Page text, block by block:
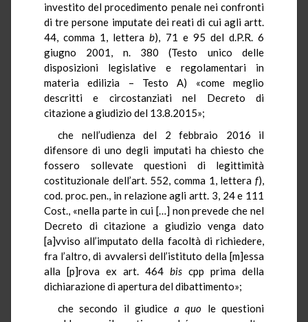
investito del procedimento penale nei confronti
di tre persone imputate dei reati di cui agli artt.
44, comma 1, letterab), 71 e 95 del d.P.R. 6
giugno 2001, n. 380 (Testo unico delle
disposizioni legislative e regolamentari in
materia edilizia – Testo A) «come meglio
descritti e circostanziati nel Decreto di
citazione a giudizio del 13.8.2015»;
che nell’udienza del 2 febbraio 2016 il
difensore di uno degli imputati ha chiesto che
fossero sollevate questioni di legittimità
costituzionale dell’art. 552, comma 1, lettera f),
cod. proc. pen., in relazione agli artt. 3, 24 e 111
Cost., «nella parte in cui […] non prevede che nel
Decreto di citazione a giudizio venga dato
[a]vviso all’imputato della facoltà di richiedere,
fra l’altro, di avvalersi dell’istituto della [m]essa
alla [p]rova ex art. 464 bis cpp prima della
dichiarazione di apertura del dibattimento»;
che secondo il giudice a quo le questioni